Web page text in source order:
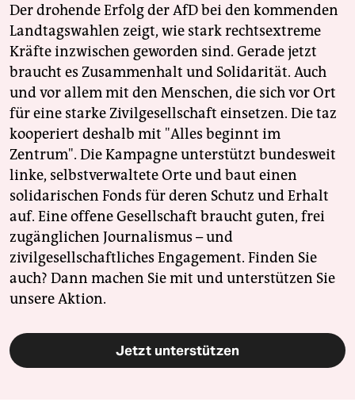
Der drohende Erfolg der AfD bei den kommenden
Landtagswahlen zeigt, wie stark rechtsextreme
Kräfte inzwischen geworden sind. Gerade jetzt
braucht es Zusammenhalt und Solidarität. Auch
und vor allem mit den Menschen, die sich vor Ort
für eine starke Zivilgesellschaft einsetzen. Die taz
kooperiert deshalb mit "Alles beginnt im
Zentrum". Die Kampagne unterstützt bundesweit
linke, selbstverwaltete Orte und baut einen
solidarischen Fonds für deren Schutz und Erhalt
auf. Eine offene Gesellschaft braucht guten, frei
zugänglichen Journalismus – und
zivilgesellschaftliches Engagement. Finden Sie
auch? Dann machen Sie mit und unterstützen Sie
unsere Aktion.
Jetzt unterstützen